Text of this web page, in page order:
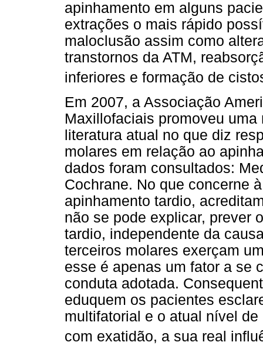
apinhamento em alguns
extrações o mais rápido
maloclusão assim como
transtornos da ATM,
inferiores e formação de
Em 2007, a Associação
Maxillofaciais promoveu
literatura atual no que diz
molares em relação ao
dados foram consultados:
Cochrane. No que concerne
apinhamento tardio,
não se pode explicar, prever
tardio, independente da
terceiros molares exerçam
esse é apenas um fator a se
conduta adotada.
eduquem os pacientes
multifatorial e o atual nível
com exatidão, a sua real